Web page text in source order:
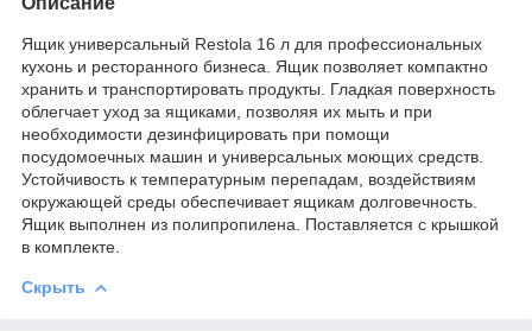
Ящик универсальный Restola 16 л для профессиональных
кухонь и ресторанного бизнеса. Ящик позволяет компактно
хранить и транспортировать продукты. Гладкая поверхность
облегчает уход за ящиками, позволяя их мыть и при
необходимости дезинфицировать при помощи
посудомоечных машин и универсальных моющих средств.
Устойчивость к температурным перепадам, воздействиям
окружающей среды обеспечивает ящикам долговечность.
Ящик выполнен из полипропилена. Поставляется с крышкой
в комплекте.
Скрыть